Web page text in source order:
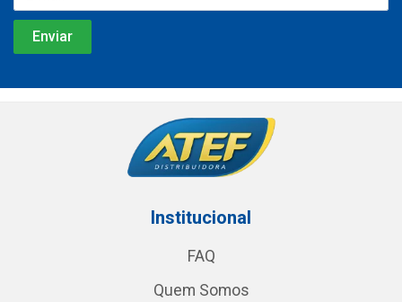
Institucional
FAQ
Quem Somos